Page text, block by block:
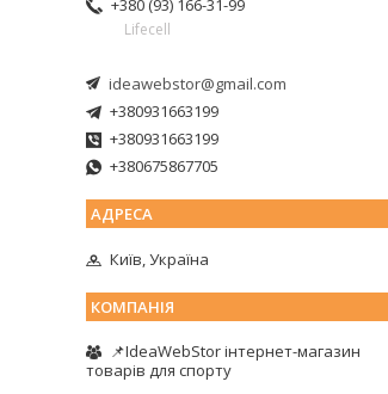
+380 (93) 166-31-99
Lifecell
ideawebstor@gmail.com
+380931663199
+380931663199
+380675867705
Київ, Україна
📌IdeaWebStor інтернет-магазин
товарів для спорту